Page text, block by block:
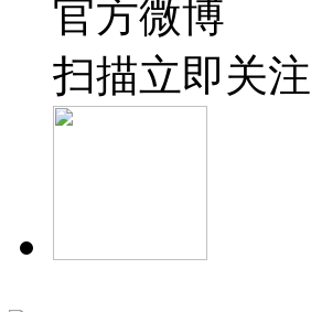
官方微博
扫描立即关注